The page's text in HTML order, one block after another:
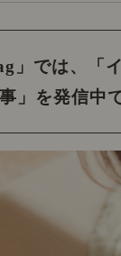
」では、
「
」を発信中